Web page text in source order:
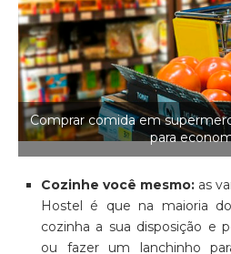
Comprar comida em
para
Cozinhe você mesmo: as
Hostel é que na maioria
cozinha a sua disposição e
ou fazer um lanchinho